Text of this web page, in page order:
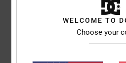
4/5
WELCOME TO
Choose your